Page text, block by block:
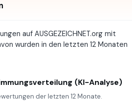
auf AUSGEZEICHNET.org mit
wurden in den letzten 12 Monaten
(KI-Analyse)
der letzten 12 Monate.